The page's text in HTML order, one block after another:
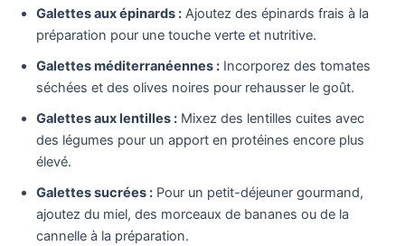
Galettes aux épinards : Ajoutez des épinards frais à la
préparation pour une touche verte et nutritive.
Galettes méditerranéennes : Incorporez des tomates
séchées et des olives noires pour rehausser le goût.
Galettes aux lentilles : Mixez des lentilles cuites avec
des légumes pour un apport en protéines encore plus
élevé.
Galettes sucrées : Pour un petit-déjeuner gourmand,
ajoutez du miel, des morceaux de bananes ou de la
cannelle à la préparation.